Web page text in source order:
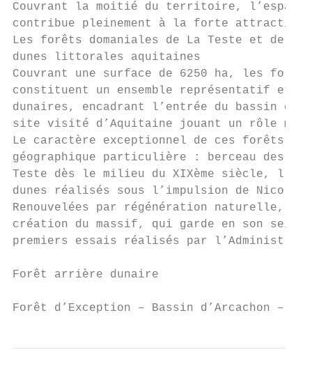
Couvrant la moitié du territoire,
contribue pleinement à la forte
Les forêts domaniales de La Teste et de
dunes littorales aquitaines
Couvrant une surface de 6250 ha, les
constituent un ensemble représentatif et
dunaires, encadrant l’entrée du bassin
site visité d’Aquitaine jouant un rôle
Le caractère exceptionnel de ces forêts
géographique particulière : berceau des
Teste dès le milieu du XIXème siècle,
dunes réalisés sous l’impulsion de Nicolas
Renouvelées par régénération naturelle,
création du massif, qui garde en son sein
premiers essais réalisés par
Forêt arrière dunaire
Forêt d’Exception – Bassin